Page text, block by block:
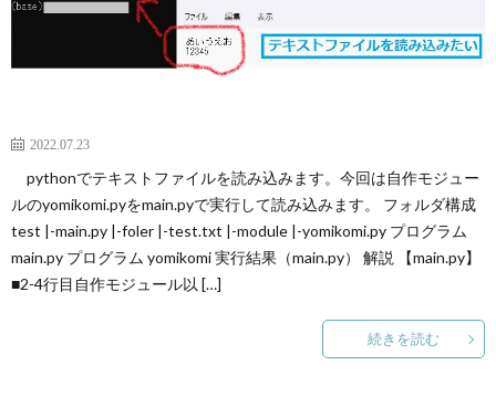
2022.07.23
pythonでテキストファイルを読み込みます。今回は自作モジュー
ルのyomikomi.pyをmain.pyで実行して読み込みます。 フォルダ構成
test |-main.py |-foler |-test.txt |-module |-yomikomi.py プログラム
main.py プログラム yomikomi 実行結果（main.py） 解説 【main.py】
■2-4行目自作モジュール以 […]
続きを読む